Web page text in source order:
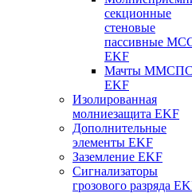
секционные
стеновые
пассивные
EKF
Мачты
EKF
Изолированная
молниезащита EKF
Дополнительные
элементы EKF
Заземление EKF
Сигнализаторы
грозового разряда